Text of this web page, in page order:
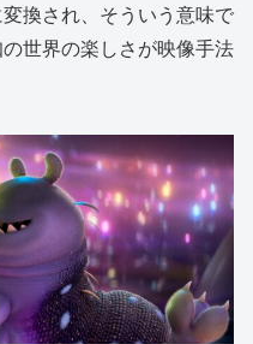
換され、そういう意味で
世界の楽しさが映像手法